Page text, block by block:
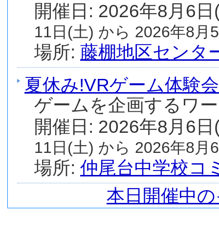
開催日: 2026年8月6
11日(土) から 2026年8月
場所: 藤棚地区センタ
夏休み!VRゲーム体験会
ゲームを企画するワ
開催日: 2026年8月6
11日(土) から 2026年8月
場所: 仲尾台中学校コ
本日開催中